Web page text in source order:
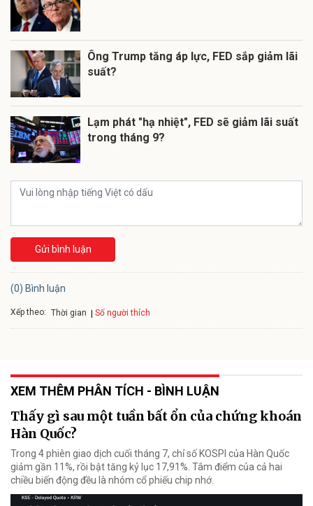
Ông Trump tăng áp lực, FED sắp giảm lãi
suất?
Lạm phát "hạ nhiệt", FED sẽ giảm lãi suất
trong tháng 9?
Gửi bình luận
(0) Bình luận
Xếp theo: Thời gian Số người thích
XEM THÊM PHÂN TÍCH - BÌNH LUẬN
Thấy gì sau một tuần bất ổn của chứng khoán
Hàn Quốc?
Trong 4 phiên giao dịch cuối tháng 7, chỉ số KOSPI của Hàn Quốc
giảm gần 11%, rồi bật tăng kỷ lục 17,91%. Tâm điểm của cả hai
chiều biến động đều là nhóm cổ phiếu chip nhớ.